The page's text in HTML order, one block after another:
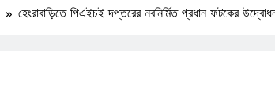
হেংরাবাড়িতে পিএইচই দপ্তরের নবনির্মিত প্রধান ফটকের